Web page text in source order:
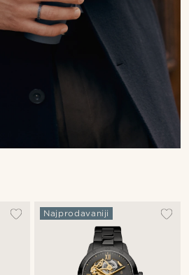
Najprodavaniji